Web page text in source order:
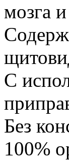
мозга
С
Без
100%